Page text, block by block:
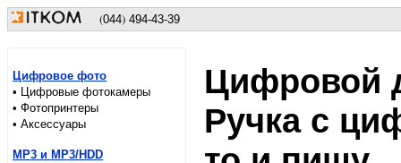
(044) 494-43-39
Цифровое фото
• Цифровые фотокамеры
• Фотопринтеры
• Аксессуары
MP3 и MP3/HDD
Цифровой
Ручка с